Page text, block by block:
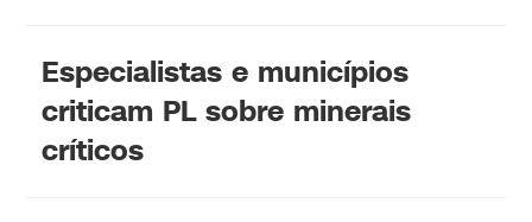
Especialistas e municípios
criticam PL sobre minerais
críticos